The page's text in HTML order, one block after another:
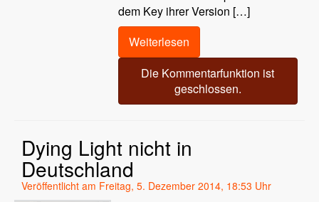
dem Key ihrer Version […]
Weiterlesen
Die Kommentarfunktion ist
geschlossen.
Dying Light nicht in
Deutschland
Veröffentlicht am Freitag, 5. Dezember 2014, 18:53 Uhr